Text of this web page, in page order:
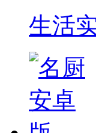
生活